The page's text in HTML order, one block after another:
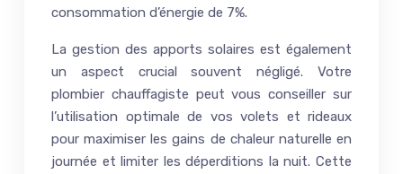
consommation d’énergie de 7%.
La gestion des apports solaires est également
un aspect crucial souvent négligé. Votre
plombier chauffagiste peut vous conseiller sur
l’utilisation optimale de vos volets et rideaux
pour maximiser les gains de chaleur naturelle en
journée et limiter les déperditions la nuit. Cette